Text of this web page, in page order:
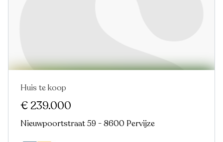
Nieuw
Huis te koop
€ 239.000
Nieuwpoortstraat 59 - 8600 Pervijze